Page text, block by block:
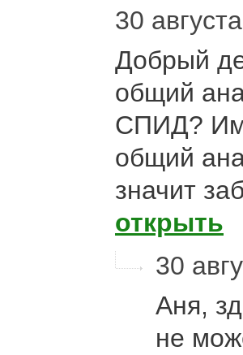
30
Добрый
общий
СПИД?
общий
значит
открыть
30
Аня,
не